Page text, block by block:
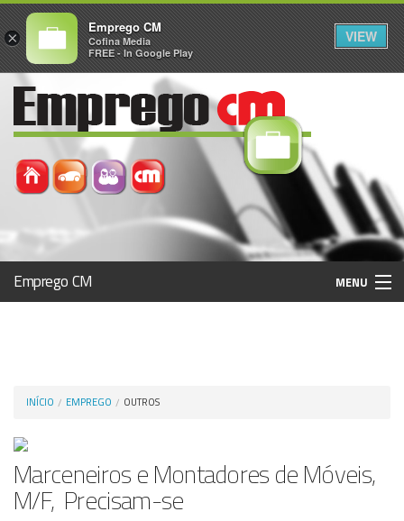
Emprego CM MENU
INÍCIO EMPREGO OUTROS
Marceneiros e Montadores de Móveis,
M/F, Precisam-se
×
Emprego CM
Cofina Media
FREE - In Google Play
VIEW